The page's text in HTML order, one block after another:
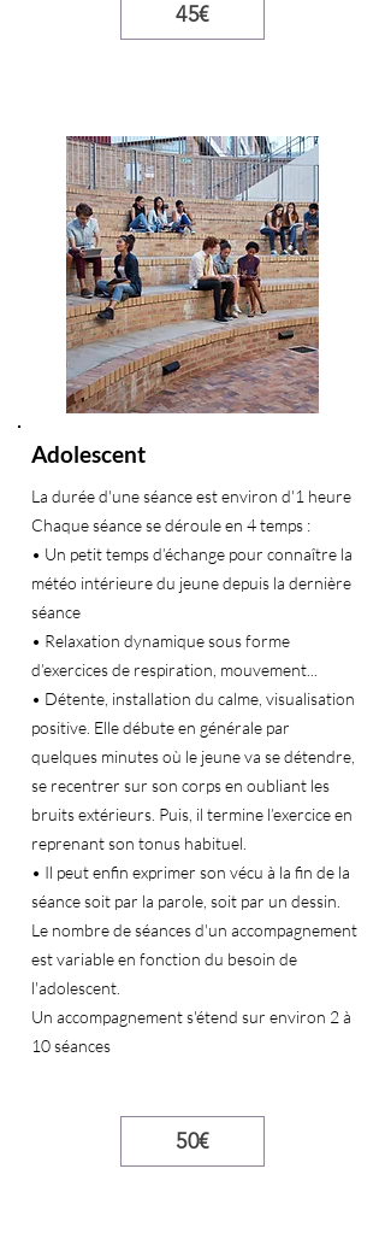
45€
Adolescent
La durée d'une séance est environ d'1 heure
Chaque séance se déroule en 4 temps :
• Un petit temps d’échange pour connaître la
météo intérieure du jeune depuis la dernière
séance
• Relaxation dynamique sous forme
d’exercices de respiration, mouvement...
• Détente, installation du calme, visualisation
positive. Elle débute en générale par
quelques minutes où le jeune va se détendre,
se recentrer sur son corps en oubliant les
bruits extérieurs. Puis, il termine l’exercice en
reprenant son tonus habituel.
• Il peut enfin exprimer son vécu à la fin de la
séance soit par la parole, soit par un dessin.
Le nombre de séances d'un accompagnement
est variable en fonction du besoin de
l'adolescent.
Un accompagnement s'étend sur environ 2 à
10 séances
50€